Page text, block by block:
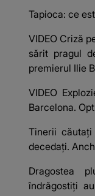
Tapioca: ce
VIDEO Criză
sărit pragul
premierul Ilie
VIDEO
Barcelona.
Tinerii
decedați.
Dragostea
îndrăgostiți